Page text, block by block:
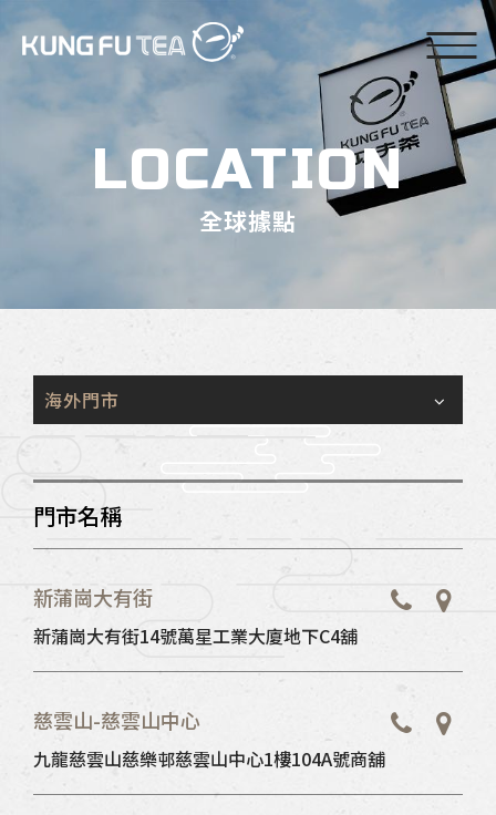
LOCATION
全球據點
海外門市
門市名稱
新蒲崗大有街
新蒲崗大有街14號萬星工業大廈地下C4舖
慈雲山-慈雲山中心
九龍慈雲山慈樂邨慈雲山中心1樓104A號商舖